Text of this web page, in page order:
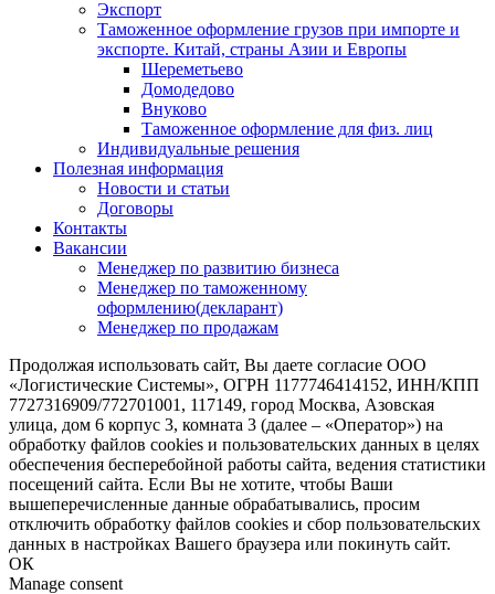
Экспорт
Таможенное оформление грузов при импорте и
экспорте. Китай, страны Азии и Европы
Шереметьево
Домодедово
Внуково
Таможенное оформление для физ. лиц
Индивидуальные решения
Полезная информация
Новости и статьи
Договоры
Контакты
Вакансии
Менеджер по развитию бизнеса
Менеджер по таможенному
оформлению(декларант)
Менеджер по продажам
Продолжая использовать сайт, Вы даете согласие ООО
«Логистические Системы», ОГРН 1177746414152, ИНН/КПП
7727316909/772701001, 117149, город Москва, Азовская
улица, дом 6 корпус 3, комната 3 (далее – «Оператор») на
обработку файлов cookies и пользовательских данных в целях
обеспечения бесперебойной работы сайта, ведения статистики
посещений сайта. Если Вы не хотите, чтобы Ваши
вышеперечисленные данные обрабатывались, просим
отключить обработку файлов cookies и сбор пользовательских
данных в настройках Вашего браузера или покинуть сайт.
ОК
Manage consent